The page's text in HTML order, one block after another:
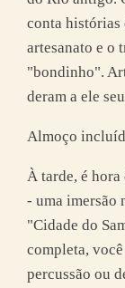
conta histórias
artesanato e o
"bondinho".
deram a ele
Almoço
À tarde, é
- uma imersão
"Cidade do
completa,
percussão ou